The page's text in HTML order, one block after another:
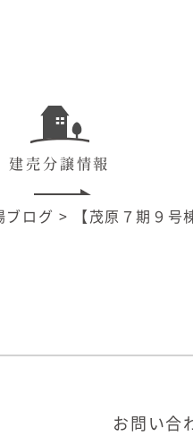
建売分譲情報
ブログ > 【茂原７期９
お問い合